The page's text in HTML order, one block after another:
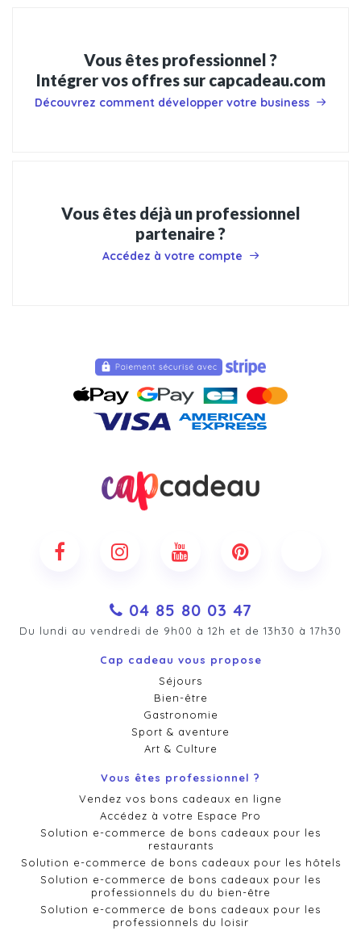
Vous êtes professionnel ?
Intégrer vos offres sur capcadeau.com
Découvrez comment développer votre business
Vous êtes déjà un professionnel
partenaire ?
Accédez à votre compte
04 85 80 03 47
Du lundi au vendredi de 9h00 à 12h et de 13h30 à 17h30
Cap cadeau vous propose
Séjours
Bien-être
Gastronomie
Sport & aventure
Art & Culture
Vous êtes professionnel ?
Vendez vos bons cadeaux en ligne
Accédez à votre Espace Pro
Solution e-commerce de bons cadeaux pour les
restaurants
Solution e-commerce de bons cadeaux pour les hôtels
Solution e-commerce de bons cadeaux pour les
professionnels du du bien-être
Solution e-commerce de bons cadeaux pour les
professionnels du loisir